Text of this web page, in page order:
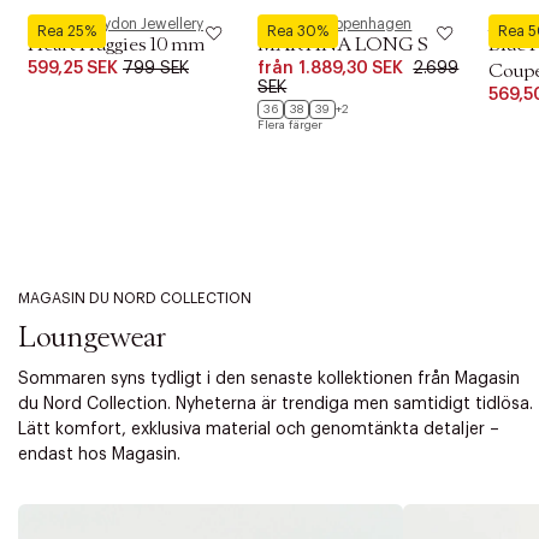
Rea 25%
Pernille Corydon Jewellery
Heart Huggies 10 mm
599,25 SEK 799 SEK
Rea 30%
Phenumb Copenhagen
MARTINA LONG S
från 1.889,30 SEK 2.699
SEK
36 38 39
+2
Flera färger
Rea
Royal
Blue
MAGASIN DU NORD COLLECTION
Loungewear
Sommaren syns tydligt i den senaste kollektionen från Magasin
du Nord Collection. Nyheterna är trendiga men samtidigt tidlösa.
Lätt komfort, exklusiva material och genomtänkta detaljer –
endast hos Magasin.